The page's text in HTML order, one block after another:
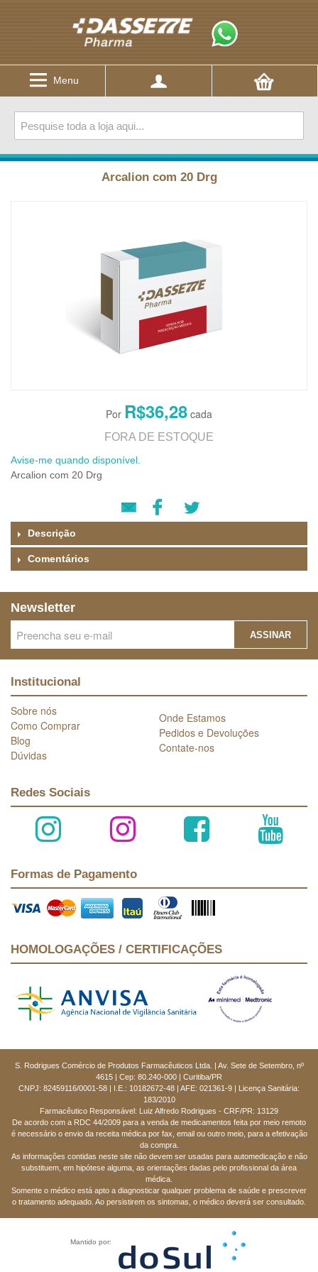
Menu
Arcalion com 20 Drg
R$36,28
FORA DE ESTOQUE
Avise-me quando disponível.
Arcalion com 20 Drg
Descrição
Comentários
Newsletter
ASSINAR
Institucional
Sobre nós
Como Comprar
Blog
Dúvidas
Onde Estamos
Pedidos e Devoluções
Contate-nos
Redes Sociais
Formas de Pagamento
HOMOLOGAÇÕES / CERTIFICAÇÕES
S. Rodrigues Comércio de Produtos Farmacêuticos Ltda. | Av. Sete de Setembro, nº
4615 | Cep: 80.240-000 | Curitiba/PR
CNPJ: 82459116/0001-58 | I.E.: 10182672-48 | AFE: 021361-9 | Licença Sanitária:
183/2010
Farmacêutico Responsável: Luiz Alfredo Rodrigues - CRF/PR: 13129
De acordo com a RDC 44/2009 para a venda de medicamentos feita por meio remoto
é necessário o envio da receita médica por fax, email ou outro meio, para a efetivação
da compra.
As informações contidas neste site não devem ser usadas para automedicação e não
substituem, em hipótese alguma, as orientações dadas pelo profissional da área
médica.
Somente o médico está apto a diagnosticar qualquer problema de saúde e prescrever
o tratamento adequado. Ao persistirem os sintomas, o médico deverá ser consultado.
Mantido por: